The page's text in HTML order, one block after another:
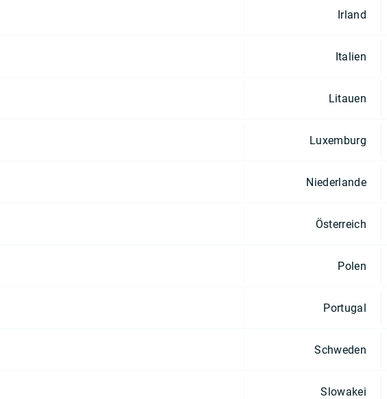
Irland
Italien
Litauen
Luxemburg
Niederlande
Österreich
Polen
Portugal
Schweden
Slowakei